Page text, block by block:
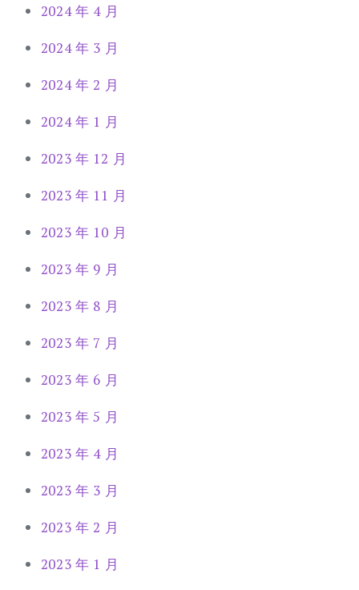
2024 年 4 月
2024 年 3 月
2024 年 2 月
2024 年 1 月
2023 年 12 月
2023 年 11 月
2023 年 10 月
2023 年 9 月
2023 年 8 月
2023 年 7 月
2023 年 6 月
2023 年 5 月
2023 年 4 月
2023 年 3 月
2023 年 2 月
2023 年 1 月